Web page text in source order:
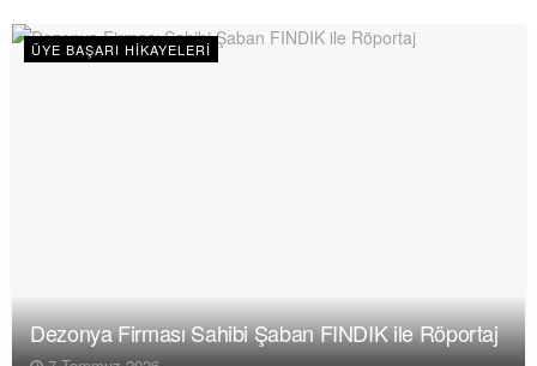
ÜYE BAŞARI HIKAYELERI
Dezonya Firması Sahibi Şaban FINDIK ile Röportaj